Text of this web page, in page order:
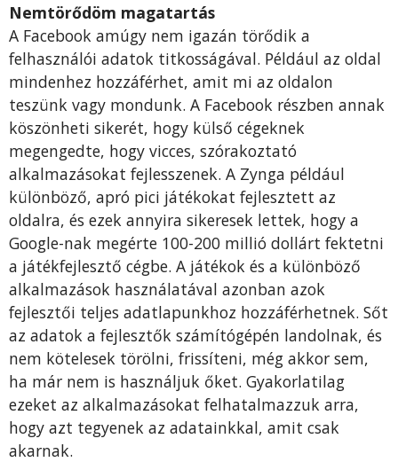
Nemtörődöm magatartás
A Facebook amúgy nem igazán törődik a
felhasználói adatok titkosságával. Például az oldal
mindenhez hozzáférhet, amit mi az oldalon
teszünk vagy mondunk. A Facebook részben annak
köszönheti sikerét, hogy külső cégeknek
megengedte, hogy vicces, szórakoztató
alkalmazásokat fejlesszenek. A Zynga például
különböző, apró pici játékokat fejlesztett az
oldalra, és ezek annyira sikeresek lettek, hogy a
Google-nak megérte 100-200 millió dollárt fektetni
a játékfejlesztő cégbe. A játékok és a különböző
alkalmazások használatával azonban azok
fejlesztői teljes adatlapunkhoz hozzáférhetnek. Sőt
az adatok a fejlesztők számítógépén landolnak, és
nem kötelesek törölni, frissíteni, még akkor sem,
ha már nem is használjuk őket. Gyakorlatilag
ezeket az alkalmazásokat felhatalmazzuk arra,
hogy azt tegyenek az adatainkkal, amit csak
akarnak.